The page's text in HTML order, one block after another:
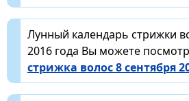
Лунный календарь стрижки
2016 года Вы можете
стрижка волос 8 сентября